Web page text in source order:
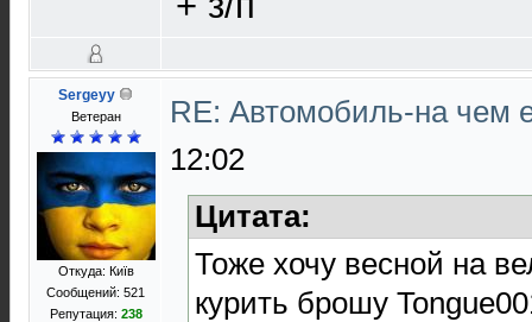
Sergeyy
Ветеран
Откуда: Київ
Сообщений: 521
Репутация: 238
RE: Автомобиль-на чем
12:02
Цитата:
Тоже хочу весной на
курить брошу